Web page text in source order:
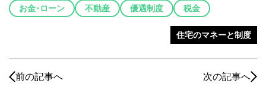
お金･ローン 不動産 優遇制度 税金
住宅のマネーと制度
前の記事へ 次の記事へ